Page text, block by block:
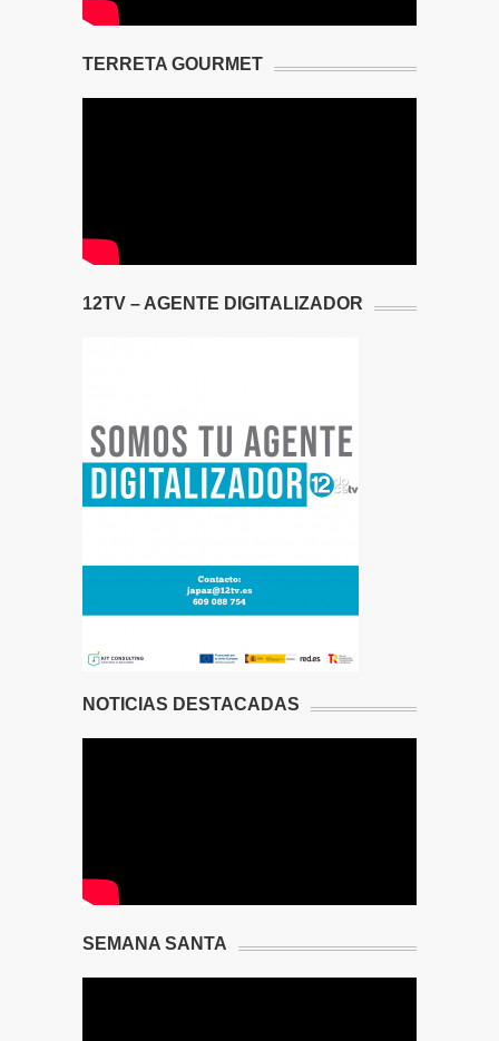
TERRETA GOURMET
12TV – AGENTE DIGITALIZADOR
NOTICIAS DESTACADAS
SEMANA SANTA